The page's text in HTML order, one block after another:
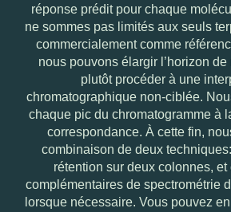
réponse prédit pour chaque
ne sommes pas limités aux seuls
commercialement comme
nous pouvons élargir l’horizon
plutôt procéder à une
chromatographique non-ciblée.
chaque pic du chromatogramme à
correspondance. À cette fin,
combinaison de deux techniques:
rétention sur deux colonnes, et
complémentaires de spectrométrie
lorsque nécessaire. Vous pouvez